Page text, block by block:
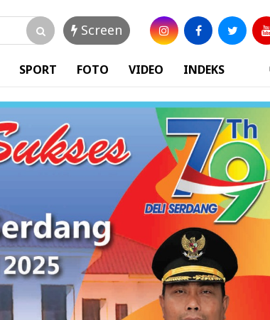
Screen
SPORT FOTO VIDEO INDEKS